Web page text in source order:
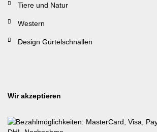
Tiere und Natur
Western
Design Gürtelschnallen
Wir akzeptieren